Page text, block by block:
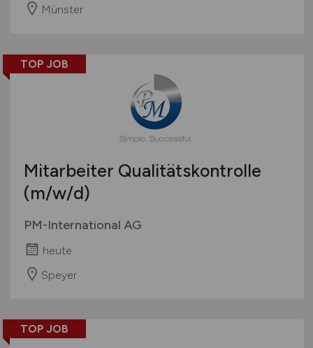
Münster
TOP JOB
Mitarbeiter Qualitätskontrolle
(m/w/d)
PM-International AG
heute
Speyer
TOP JOB